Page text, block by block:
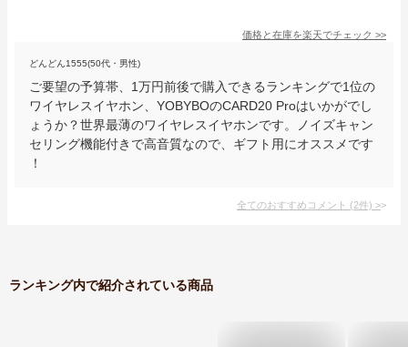
価格と在庫を楽天でチェック >>
どんどん1555(50代・男性)
ご要望の予算帯、1万円前後で購入できるランキングで1位の
ワイヤレスイヤホン、YOBYBOのCARD20 Proはいかがでし
ょうか？世界最薄のワイヤレスイヤホンです。ノイズキャン
セリング機能付きで高音質なので、ギフト用にオススメです
！
全てのおすすめコメント (2件) >
ランキング内で紹介されている商品